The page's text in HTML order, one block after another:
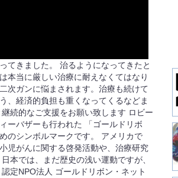
てきました。 治るようになってきたと
本当に厳しい治療に耐えなくてはなり
次ガンに悩まされます。治療も続けて
、経済的負担も重くなってくるなどま
続的なご支援をお願い致します ロビー
ーバザーも行われた 「ゴールドリボ
のシンボルマークです。 アメリカで
児がんに関する啓発活動や、治療研究
本では、まだ歴史の浅い運動ですが、
定NPO法人 ゴールドリボン・ネット